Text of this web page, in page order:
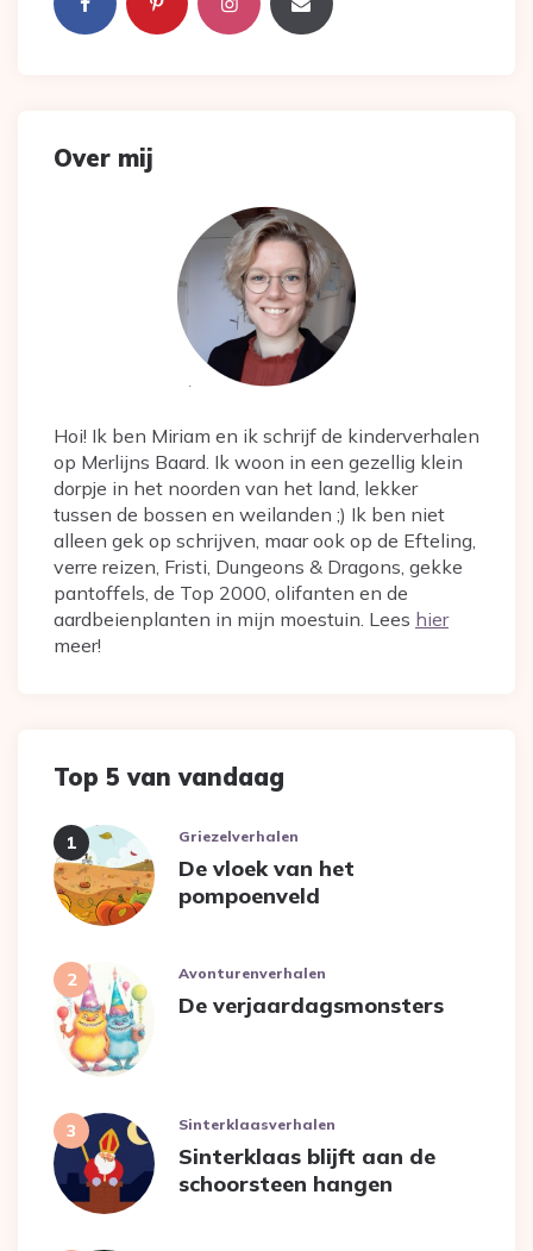
Over mij
Hoi! Ik ben Miriam en ik schrijf de kinderverhalen
op Merlijns Baard. Ik woon in een gezellig klein
dorpje in het noorden van het land, lekker
tussen de bossen en weilanden ;) Ik ben niet
alleen gek op schrijven, maar ook op de Efteling,
verre reizen, Fristi, Dungeons & Dragons, gekke
pantoffels, de Top 2000, olifanten en de
aardbeienplanten in mijn moestuin. Lees hier
meer!
Top 5 van vandaag
Griezelverhalen
De vloek van het
pompoenveld
Avonturenverhalen
De verjaardagsmonsters
Sinterklaasverhalen
Sinterklaas blijft aan de
schoorsteen hangen